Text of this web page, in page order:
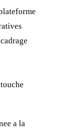
a la